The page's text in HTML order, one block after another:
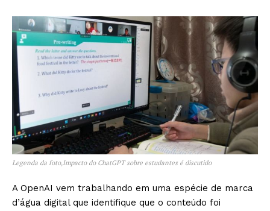
Legenda da foto,Impacto do ChatGPT sobre estudantes é discutido
A OpenAI vem trabalhando em uma espécie de marca
d’água digital que identifique que o conteúdo foi